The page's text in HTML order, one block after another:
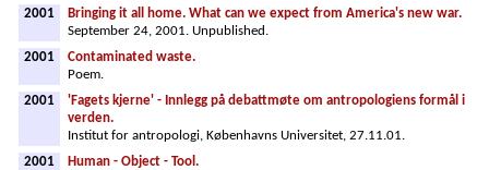
2001
Bringing it all home. What can we expect from America's new war.
September 24, 2001. Unpublished.
2001
Contaminated waste.
Poem.
2001
'Fagets kjerne' - Innlegg på debattmøte om antropologiens formål i
verden.
Institut for antropologi, Københavns Universitet, 27.11.01.
2001
Human - Object - Tool.